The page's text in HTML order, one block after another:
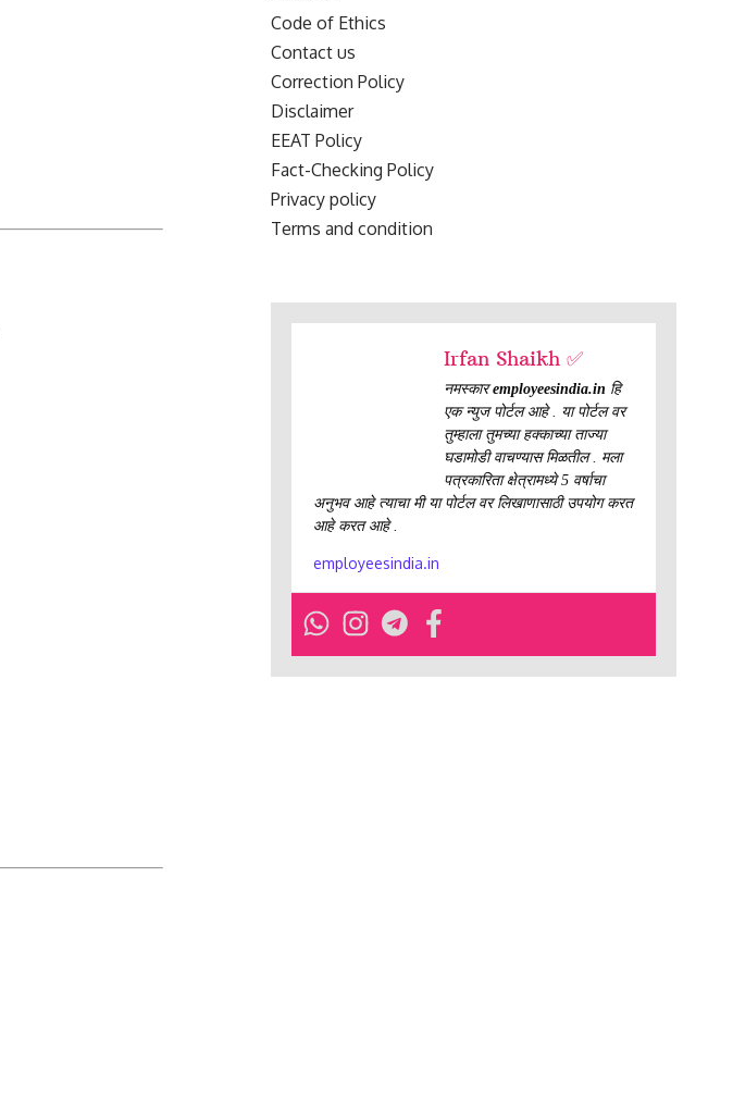
Code of Ethics
Contact us
Correction Policy
Disclaimer
EEAT Policy
Fact-Checking Policy
Privacy policy
Terms and condition
Irfan Shaikh ✅
नमस्कारemployeesindia.in हि
एक न्युज पोर्टल आहे . या पोर्टल वर
तुम्हाला तुमच्या हक्काच्या ताज्या
घडामोडी वाचण्यास मिळतील . मला
पत्रकारिता क्षेत्रामध्ये 5 वर्षाचा
अनुभव आहे त्याचा मी या पोर्टल वर लिखाणासाठी उपयोग करत
आहे करत आहे .
employeesindia.in